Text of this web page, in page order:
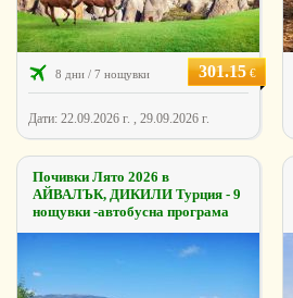
8 дни / 7 нощувки 301.15€
Дати: 22.09.2026 г. , 29.09.2026 г.
Почивки Лято 2026 в
АЙВАЛЪК, ДИКИЛИ Турция - 9
нощувки -автобусна програма